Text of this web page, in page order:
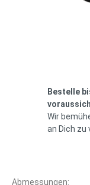
Bestelle
Wir
an Dich zu
Abmessungen: